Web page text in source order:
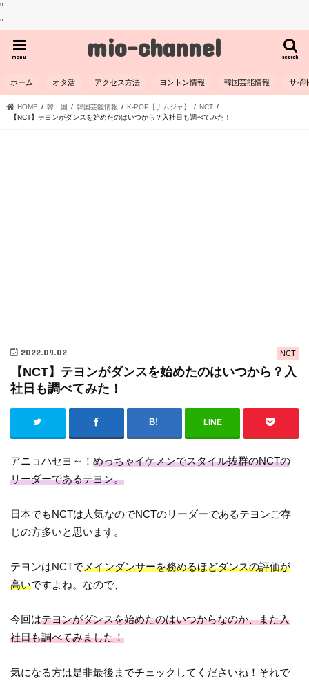
"
"
mio-channel search
menu
ホーム オタ活 アクセス方法 ヨントン情報 韓国芸能情報 サイ
HOME 韓 国 韓国芸能情報 K-POP【ナムジャ】
NCT
【NCT】テヨンがダンスを始めたのはいつから？入社日も調べてみた！
NCT
2022.09.02
【NCT】テヨンがダンスを始めたのはいつから？入
社日も調べてみた！
LINE
アニョハセヨ～！めっちゃイケメンでスタイル抜群のNCTの
リーダーであるテヨン。
日本でもNCTは人気なのでNCTのリーダーであるテヨンご存
じの方多いと思います。
テヨンはNCTでメインダンサーを務めるほどダンスの評価が
高いですよね。なので、
今回はテヨンがダンスを始めたのはいつからなのか、また入
社日も調べてみました！
気になる方は是非最後までチェックしてくださいね！それで